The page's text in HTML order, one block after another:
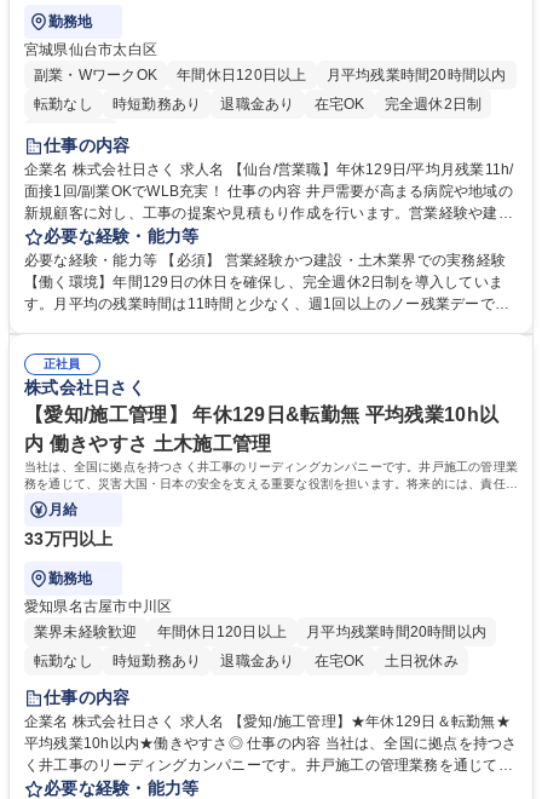
勤務地
宮城県仙台市太白区
副業・WワークOK
年間休日120日以上
月平均残業時間20時間以内
転勤なし
時短勤務あり 退職金あり 在宅OK
完全週休2日制
土日祝休み
仕事の内容
企業名 株式会社日さく 求人名 【仙台/営業職】年休129日/平均月残業11h/
面接1回/副業OKでWLB充実！ 仕事の内容 井戸需要が高まる病院や地域の
新規顧客に対し、工事の提案や見積もり作成を行います。営業経験や建
設・土木の知識を活かし、顧客との信頼関係を構築しながら、専門的な知
識を深めていくことができます。 入社後1年間は、先輩社員に同行しなが
ら顧客との信頼関係を築いていきます。井戸工事に関するニーズを把握
し、必要な情報を収集して提案を行うための基礎を学びます。また、顧客
たなニーズを持つ業界への提案活動を行うことが期待されます。（変更の
範囲：会社の定める業務） 募集職種 【仙台/営業職】年休129日/平均月残
業11h/面接1回/副業OKでWLB充実！
必要な経験・能力等
必要な経験・能力等 【必須】 営業経験かつ建設・土木業界での実務経験
【働く環境】年間129日の休日を確保し、完全週休2日制を導入していま
す。月平均の残業時間は11時間と少なく、週1回以上のノー残業デーで定
学 高専 短大 専修学校 高校 語学力： 資格：第一種運転免許普通自動車
正社員
株式会社日さく
【愛知/施工管理】 年休129日&転勤無 平均残業10h以
内 働きやすさ 土木施工管理
当社は、全国に拠点を持つさく井工事のリーディングカンパニーです。井戸施工の管理業
務を通じて、災害大国・日本の安全を支える重要な役割を担います。将来的には、責任者
としての活躍を期待しております。
月給
33万円以上
勤務地
愛知県名古屋市中川区
業界未経験歓迎
年間休日120日以上
月平均残業時間20時間以内
転勤なし
時短勤務あり 退職金あり 在宅OK 土日祝休み
仕事の内容
企業名 株式会社日さく 求人名 【愛知/施工管理】★年休129日＆転勤無★
平均残業10h以内★働きやすさ◎ 仕事の内容 当社は、全国に拠点を持つさ
く井工事のリーディングカンパニーです。井戸施工の管理業務を通じて、
災害大国・日本の安全を支える重要な役割を担います。将来的には、責任
必要な経験・能力等